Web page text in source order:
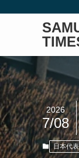
2026
7/08
日本代表